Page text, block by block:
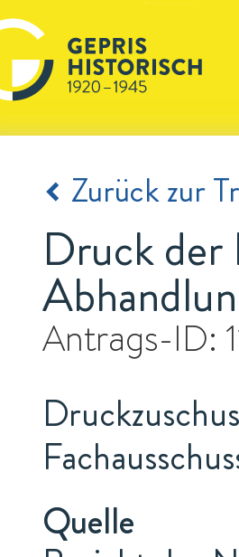
Zurück zur
Druck der
Antrags-ID:
Quelle